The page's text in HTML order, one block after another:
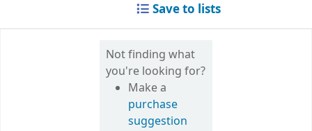
Save to lists
Not finding what
you're looking for?
Make a
purchase
suggestion